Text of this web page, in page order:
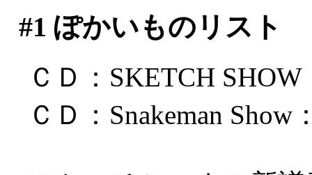
#1 ぽかいものリスト
ＣＤ：SKETCH
ＣＤ：Snakeman